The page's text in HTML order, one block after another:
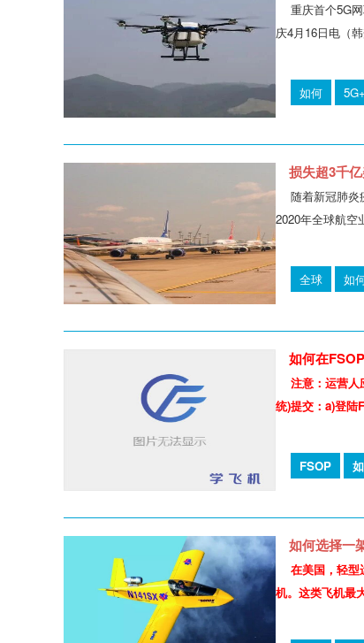
重庆首个5G
庆4月16日电（
如何
损失超3千
随着新冠肺炎
2020年全球航空
全球 如
如何在
注意：运营
统)提交：a)登陆
FSOP
如何选择一
在美国，轻
机。这类飞机最